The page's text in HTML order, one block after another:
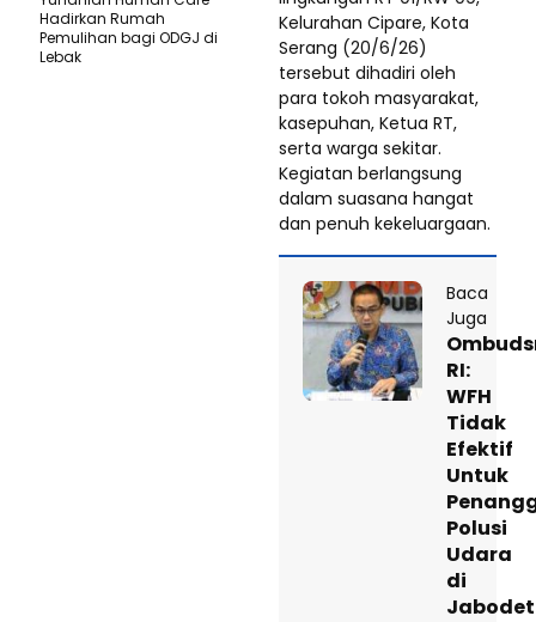
Kelurahan Cipare, Kota
Serang (20/6/26)
tersebut dihadiri oleh
para tokoh masyarakat,
kasepuhan, Ketua RT,
serta warga sekitar.
Kegiatan berlangsung
dalam suasana hangat
dan penuh kekeluargaan.
Baca
Juga
RI:
WFH
Tidak
Efektif
Untuk
Polusi
Udara
di
Hadirkan Rumah
Pemulihan bagi ODGJ di
Lebak